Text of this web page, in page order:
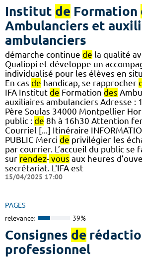
Institut de Formation
Ambulanciers et
ambulanciers
démarche continue de la qualité
Qualiopi et développe un
individualisé pour les élèves en
En cas de handicap, se rapprocher
IFA Institut de Formation des
auxiliaires ambulanciers Adresse :
Père Soulas 34000 Montpellier
public : de 8h à 16h30 Attention
Courriel [...] Itinéraire
PUBLIC Merci de privilégier les
par courrier. L’accueil du public se
sur rendez- vous aux heures
secrétariat. L'IFA est
15/04/2025 17:00
PAGES
relevance: 39%
Consignes de
professionnel